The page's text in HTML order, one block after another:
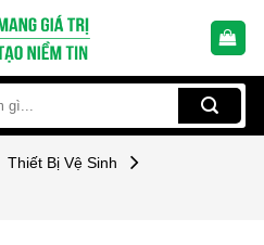
Thiết Bị Vệ Sinh